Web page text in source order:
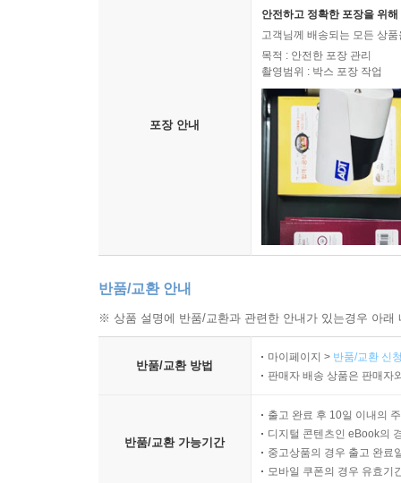
포장 안내
안전하고 정확한 포장을 위
고객님께 배송되는 모든 상
목적 : 안전한 포장 관리
촬영범위 : 박스 포장 작업
반품/교환 안내
※ 상품 설명에 반품/교환과 관련한 안내가 있는경우 아
반품/교환 방법
마이페이지 > 반품/교환 신
판매자 배송 상품은 판매자
반품/교환 가능기간
출고 완료 후 10일 이내의
디지털 콘텐츠인 eBook의
중고상품의 경우 출고 완료
모바일 쿠폰의 경우 유효기